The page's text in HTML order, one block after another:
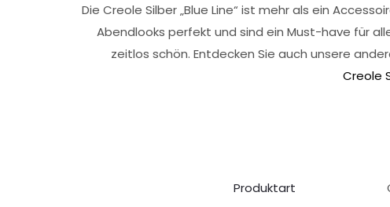
Die Creole Silber „Blue Line“ ist mehr als ein
Abendlooks perfekt und sind ein Must-have für
zeitlos schön. Entdecken Sie auch unsere
Creole
Produktart